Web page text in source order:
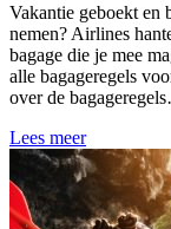
Vakantie geboekt en
nemen? Airlines
bagage die je mee
alle bagageregels
over de
Lees meer